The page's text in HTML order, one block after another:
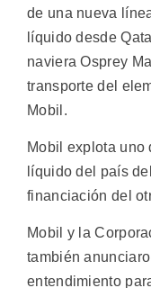
de una nueva
líquido desde
naviera Osprey
transporte del
Mobil.
Mobil explota uno
líquido del país
financiación del
Mobil y la
también
entendimiento